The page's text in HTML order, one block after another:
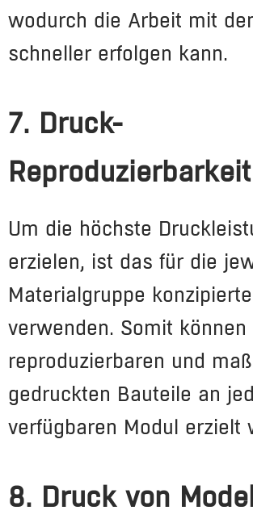
wodurch die Arbeit mit
schneller erfolgen kann.
7. Druck-
Reproduzierbarkeit
Um die höchste
erzielen, ist das für die
Materialgruppe
verwenden. Somit können
reproduzierbaren und
gedruckten Bauteile an
verfügbaren Modul erzielt
8. Druck von